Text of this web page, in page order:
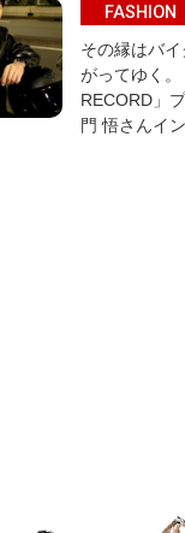
FASHION
その縁はバ
がってゆく
RECORD」
門 悟さんイ